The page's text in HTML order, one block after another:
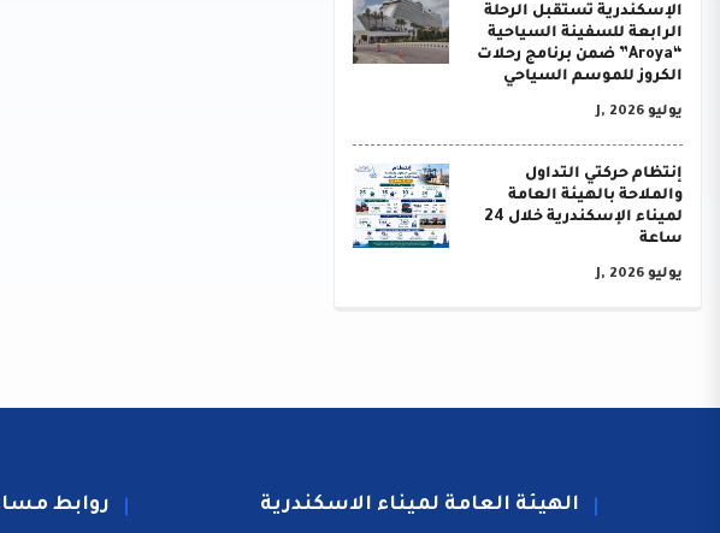
الإسكندرية تستقبل الرحلة
الرابعة للسفينة السياحية
“Aroya” ضمن برنامج رحلات
الكروز للموسم السياحي
يوليو J, 2026
إنتظام حركتي التداول
والملاحة بالهيئة العامة
لميناء الإسكندرية خلال 24
ساعة
يوليو J, 2026
الهيئة العامة لميناء الاسكندرية روابط